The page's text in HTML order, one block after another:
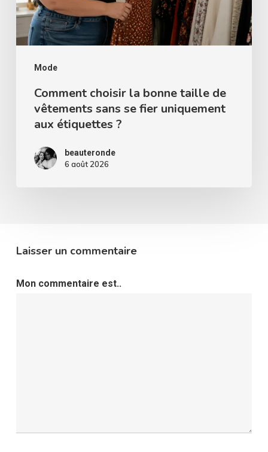
Mode
vêtements
sans
se
uniquement
étiquettes
Comment choisir la bonne taille de
vêtements sans se fier uniquement
aux étiquettes ?
beauteronde
6 août 2026
Laisser un commentaire
Mon commentaire est..